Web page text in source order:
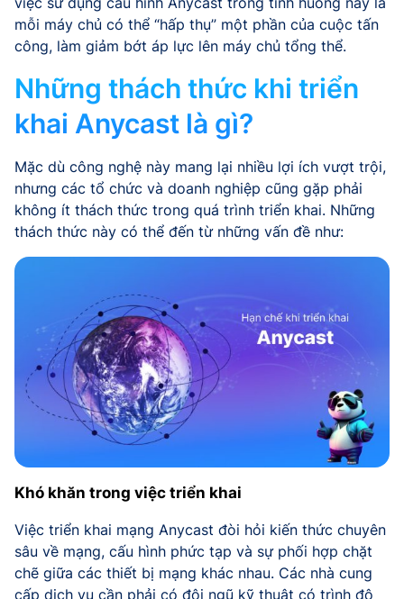
mỗi máy chủ có thể “hấp thụ” một phần của cuộc tấn
công, làm giảm bớt áp lực lên máy chủ tổng thể.
Những thách thức khi triển
khai Anycast là gì?
Mặc dù công nghệ này mang lại nhiều lợi ích vượt trội,
nhưng các tổ chức và doanh nghiệp cũng gặp phải
không ít thách thức trong quá trình triển khai. Những
thách thức này có thể đến từ những vấn đề như:
Khó khăn trong việc triển khai
Việc triển khai mạng Anycast đòi hỏi kiến thức chuyên
sâu về mạng, cấu hình phức tạp và sự phối hợp chặt
chẽ giữa các thiết bị mạng khác nhau. Các nhà cung
cấp dịch vụ cần phải có đội ngũ kỹ thuật có trình độ